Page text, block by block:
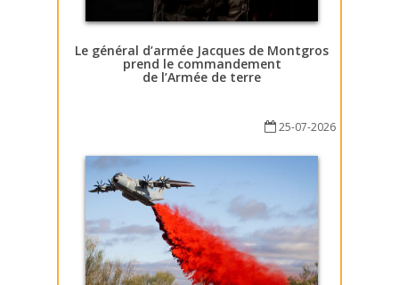
Le général d’armée Jacques de Montgros
prend le commandement
de l’Armée de terre
25-07-2026